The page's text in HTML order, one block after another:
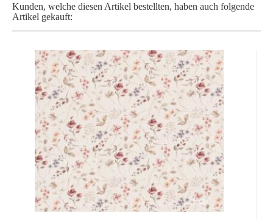
Kunden, welche diesen Artikel bestellten, haben auch folgende
Artikel gekauft: